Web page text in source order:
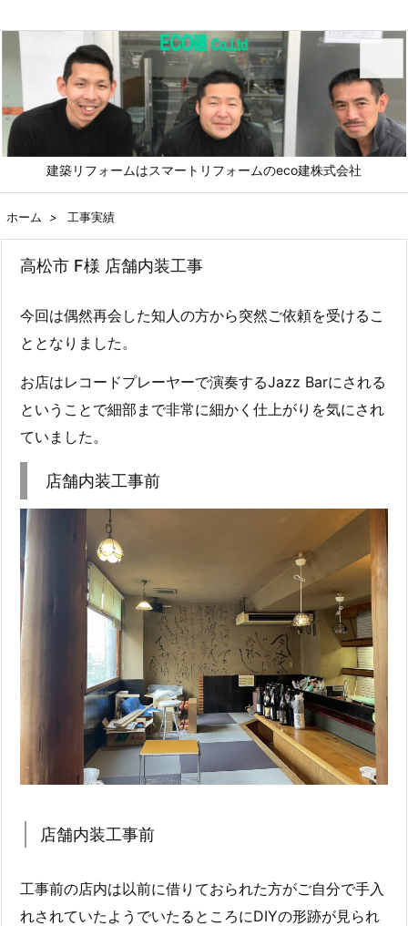
建築リフォームはスマートリフォームのeco建株式会社
メニュ
ホーム > 工事実績
高松市 F様 店舗内装工事
今回は偶然再会した知人の方から突然ご依頼を受けるこ
ととなりました。
お店はレコードプレーヤーで演奏するJazz Barにされる
ということで細部まで非常に細かく仕上がりを気にされ
ていました。
店舗内装工事前
店舗内装工事前
工事前の店内は以前に借りておられた方がご自分で手入
れされていたようでいたるところにDIYの形跡が見られ